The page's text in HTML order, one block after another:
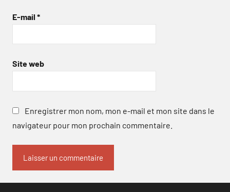
E-mail *
Site web
Enregistrer mon nom, mon e-mail et mon site dans le
navigateur pour mon prochain commentaire.